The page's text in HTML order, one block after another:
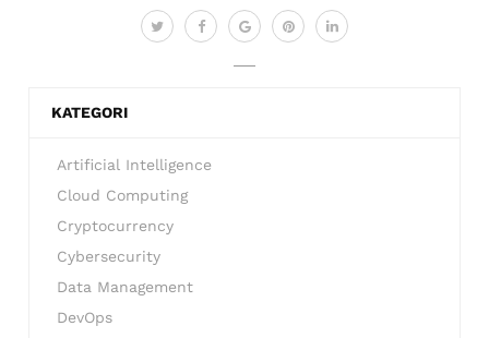
KATEGORI
Artificial Intelligence
Cloud Computing
Cryptocurrency
Cybersecurity
Data Management
DevOps